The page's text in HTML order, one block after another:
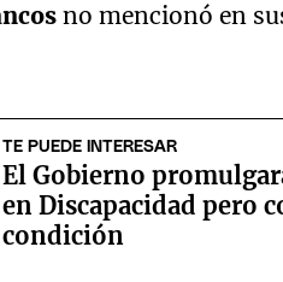
no mencionó en
TE PUEDE INTERESAR
El Gobierno
en Discapacidad pero
condición